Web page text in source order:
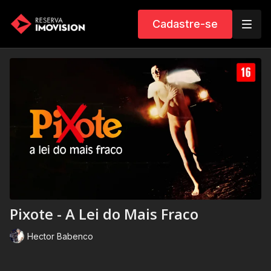
Cadastre-se
Pixote - A Lei do Mais Fraco
Hector Babenco